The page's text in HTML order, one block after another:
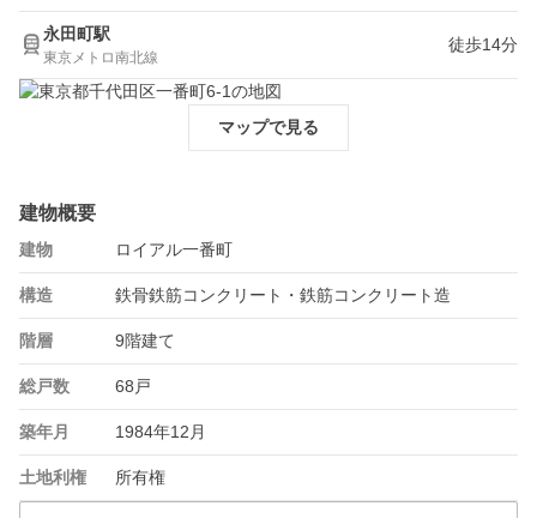
永田町駅
東京メトロ南北線
徒歩14分
マップで見る
建物概要
建物 ロイアル一番町
構造 鉄骨鉄筋コンクリート・鉄筋コンクリート造
階層 9階建て
総戸数 68戸
築年月 1984年12月
土地利権 所有権